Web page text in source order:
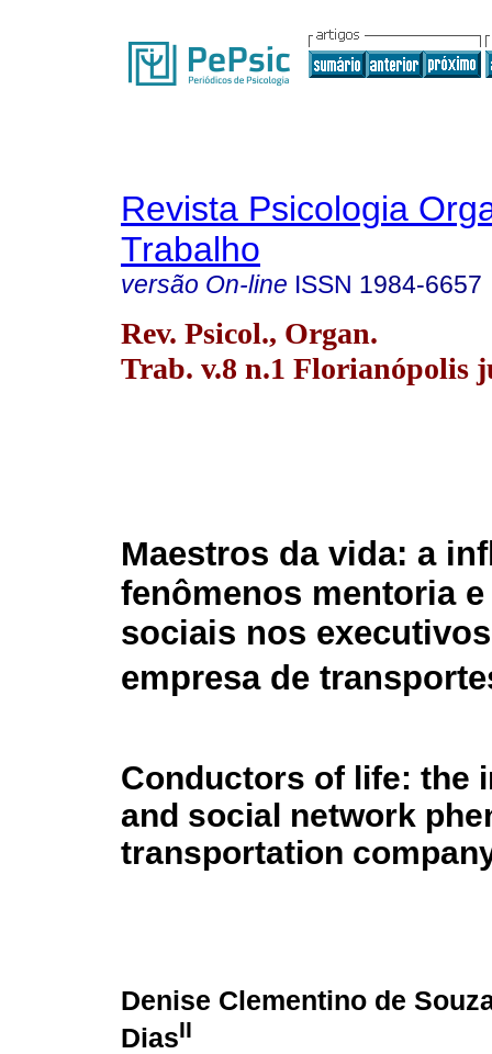
Revista Psicologia
Trabalho
versão On-line ISSN 1984-6657
Rev. Psicol., Organ.
Trab. v.8 n.1 Florianópolis
Maestros da vida: a
fenômenos mentoria
sociais nos
empresa de
Conductors of life: the
and social network
transportation
Denise Clementino de
DiasII